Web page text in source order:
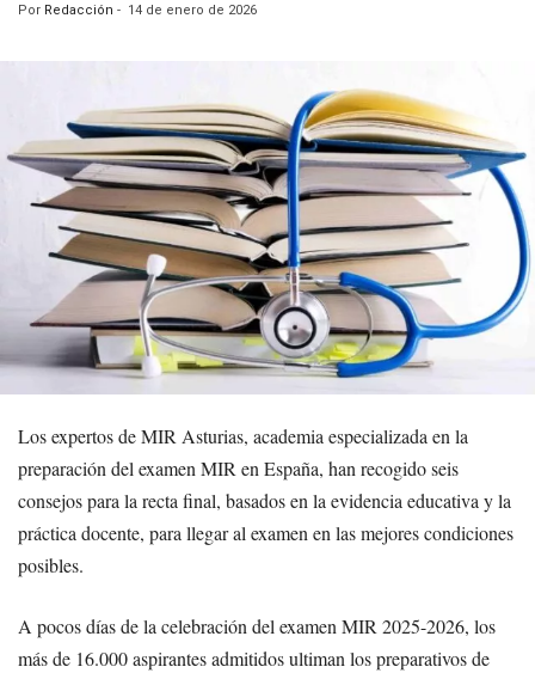
Por Redacción - 14 de enero de 2026
Los expertos de MIR Asturias, academia especializada en la
preparación del examen MIR en España, han recogido seis
consejos para la recta final, basados en la evidencia educativa y la
práctica docente, para llegar al examen en las mejores condiciones
posibles.
A pocos días de la celebración del examen MIR 2025-2026, los
más de 16.000 aspirantes admitidos ultiman los preparativos de